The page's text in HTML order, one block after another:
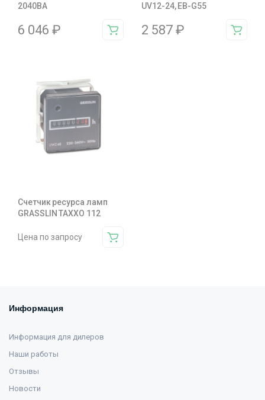
2040BA
6 046 ₽
UV12-24, EB-G55
2 587 ₽
Счетчик ресурса ламп
GRASSLIN TAXXO 112
Цена по запросу
Информация
Информация для дилеров
Наши работы
Отзывы
Новости